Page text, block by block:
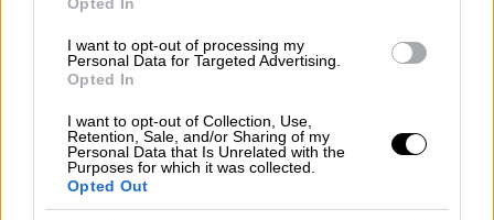
I want to opt-out of processing my
Personal Data for Targeted Advertising.
Opted In
I want to opt-out of Collection, Use,
Retention, Sale, and/or Sharing of my
Personal Data that Is Unrelated with the
Purposes for which it was collected.
Opted Out